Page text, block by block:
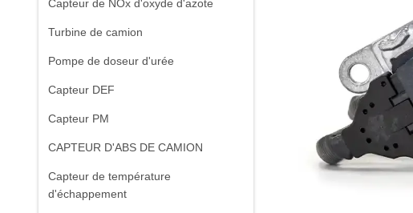
Capteur de NOx d'oxyde d'azote
Turbine de camion
Pompe de doseur d'urée
Capteur DEF
Capteur PM
CAPTEUR D'ABS DE CAMION
Capteur de température
d'échappement